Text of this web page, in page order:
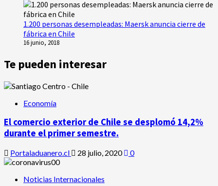
1.200 personas desempleadas: Maersk anuncia cierre de
fábrica en Chile
16 junio, 2018
Te pueden interesar
Economía
El comercio exterior de Chile se desplomó 14,2%
durante el primer semestre.
Portaladuanero.cl 28 julio, 2020 0
Noticias Internacionales